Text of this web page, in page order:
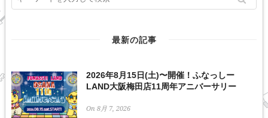
最新の記事
2026年8月15日(土)〜開催！ふなっしー
LAND大阪梅田店11周年アニバーサリー
On 8月 7, 2026